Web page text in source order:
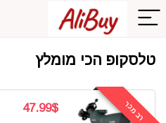
טלסקופ הכי מומלץ
רב מכר 47.99$